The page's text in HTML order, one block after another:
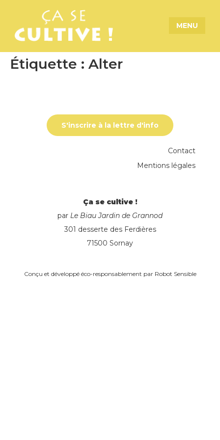
MENU
Étiquette : Alter
Ça se cultive !
par Le Biau Jardin de Grannod
301 desserte des Ferdières
71500 Sornay
S'inscrire à la lettre d'info
Contact
Mentions légales
Conçu et développé éco-responsablement par Robot Sensible